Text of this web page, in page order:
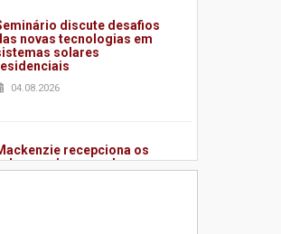
discute desafios
novas tecnologias em
solares
04.08.2026
recepciona os
do segundo